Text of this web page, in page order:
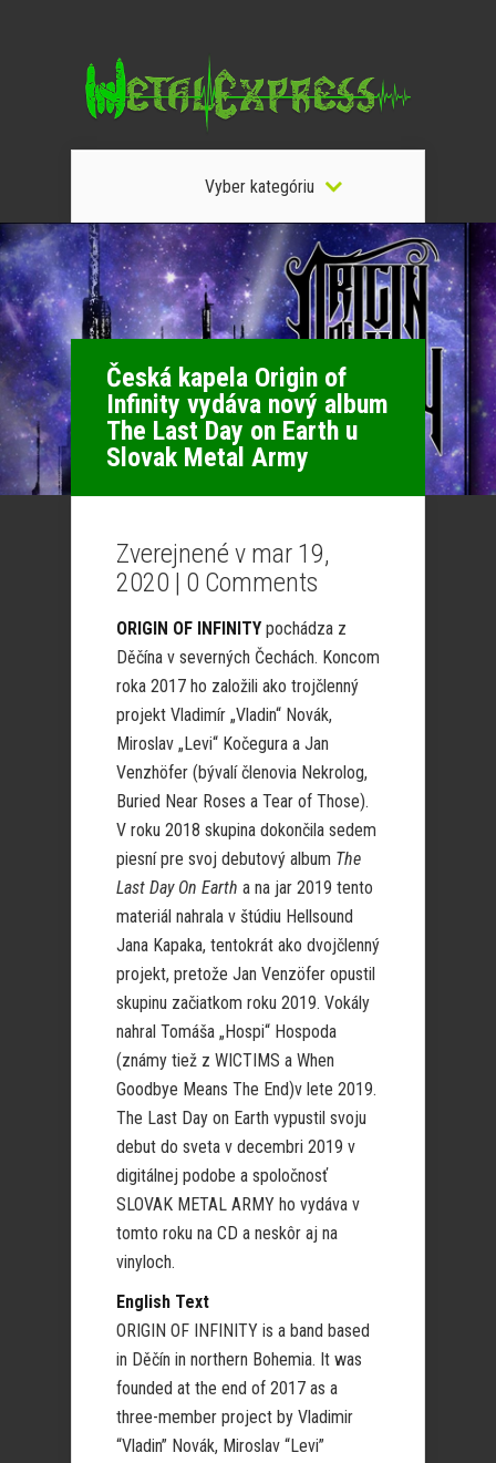
Vyber kategóriu
Česká kapela Origin of
Infinity vydáva nový album
The Last Day on Earth u
Slovak Metal Army
Zverejnené v mar 19,
2020 | 0 Comments
ORIGIN OF INFINITY pochádza z
Děčína v severných Čechách. Koncom
roka 2017 ho založili ako trojčlenný
projekt Vladimír „Vladin“ Novák,
Miroslav „Levi“ Kočegura a Jan
Venzhöfer (bývalí členovia Nekrolog,
Buried Near Roses a Tear of Those).
V roku 2018 skupina dokončila sedem
piesní pre svoj debutový album The
Last Day On Earth a na jar 2019 tento
materiál nahrala v štúdiu Hellsound
Jana Kapaka, tentokrát ako dvojčlenný
projekt, pretože Jan Venzöfer opustil
skupinu začiatkom roku 2019. Vokály
nahral Tomáša „Hospi“ Hospoda
(známy tiež z WICTIMS a When
Goodbye Means The End)v lete 2019.
The Last Day on Earth vypustil svoju
debut do sveta v decembri 2019 v
digitálnej podobe a spoločnosť
SLOVAK METAL ARMY ho vydáva v
tomto roku na CD a neskôr aj na
vinyloch.
English Text
ORIGIN OF INFINITY is a band based
in Děčín in northern Bohemia. It was
founded at the end of 2017 as a
three-member project by Vladimir
“Vladin” Novák, Miroslav “Levi”